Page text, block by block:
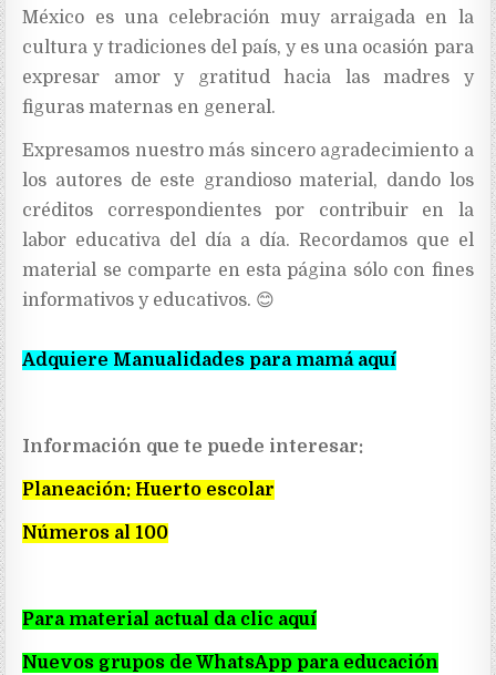
México es una celebración muy arraigada en la
cultura y tradiciones del país, y es una ocasión para
expresar amor y gratitud hacia las madres y
figuras maternas en general.
Expresamos nuestro más sincero agradecimiento a
los autores de este grandioso material, dando los
créditos correspondientes por contribuir en la
labor educativa del día a día. Recordamos que el
material se comparte en esta página sólo con fines
informativos y educativos. 😊
Adquiere Manualidades para mamá aquí
Información que te puede interesar:
Planeación: Huerto escolar
Números al 100
Para material actual da clic aquí
Nuevos grupos de WhatsApp para educación